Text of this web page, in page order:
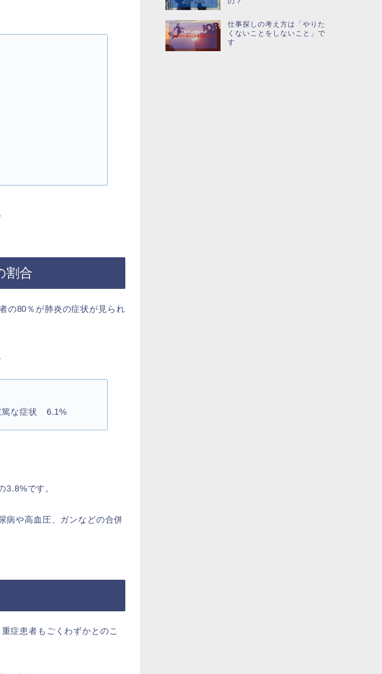
割合
の80％が肺炎の症状が見られ
篤な症状 6.1%
3.8%です。
病や高血圧、ガンなどの合併
症患者もごくわずかとのこ
仕事探しの考え方は「やりた
くないことをしないこと」で
す